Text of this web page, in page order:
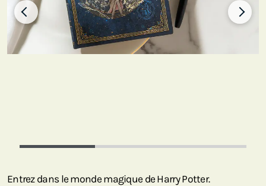
Entrez dans le monde magique de Harry Potter.